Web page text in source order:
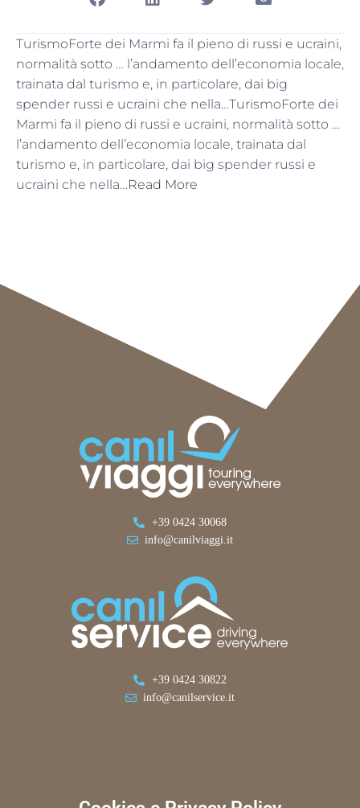
TurismoForte dei Marmi fa il pieno di russi e ucraini,
normalità sotto … l’andamento dell’economia locale,
trainata dal turismo e, in particolare, dai big
spender russi e ucraini che nella…TurismoForte dei
Marmi fa il pieno di russi e ucraini, normalità sotto …
l’andamento dell’economia locale, trainata dal
turismo e, in particolare, dai big spender russi e
ucraini che nella…Read More
+39 0424 30068
info@canilviaggi.it
+39 0424 30822
info@canilservice.it